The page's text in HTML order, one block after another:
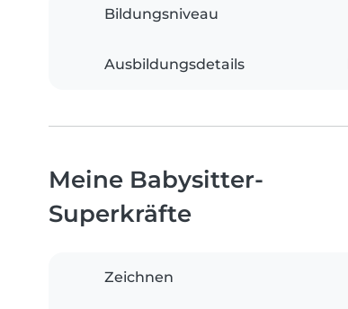
Bildungsniveau
Ausbildungsdetails
Meine Babysitter-
Superkräfte
Zeichnen